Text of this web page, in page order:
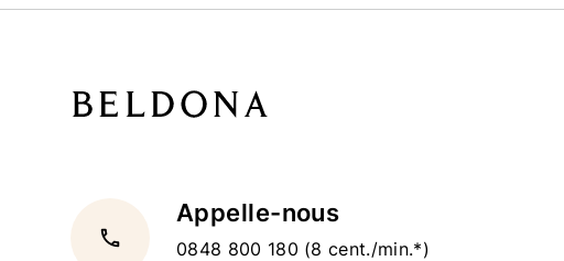
local_phone
Appelle-nous
0848 800 180 (8 cent./min.*)